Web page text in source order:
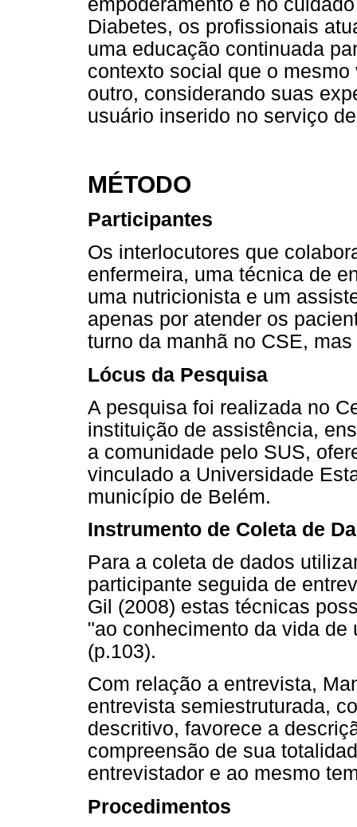
Diabetes, os profissionais
uma educação continuada
contexto social que o
outro, considerando suas
usuário inserido no serviço
MÉTODO
Participantes
Os interlocutores que
enfermeira, uma técnica de
uma nutricionista e um
apenas por atender os
turno da manhã no CSE,
Lócus da Pesquisa
A pesquisa foi realizada no
instituição de assistência,
a comunidade pelo SUS,
vinculado a Universidade
município de Belém.
Instrumento de Coleta de
Para a coleta de dados
participante seguida de
Gil (2008) estas técnicas
"ao conhecimento da vida de
(p.103).
Com relação a entrevista,
entrevista semiestruturada,
descritivo, favorece a
compreensão de sua
entrevistador e ao mesmo
Procedimentos